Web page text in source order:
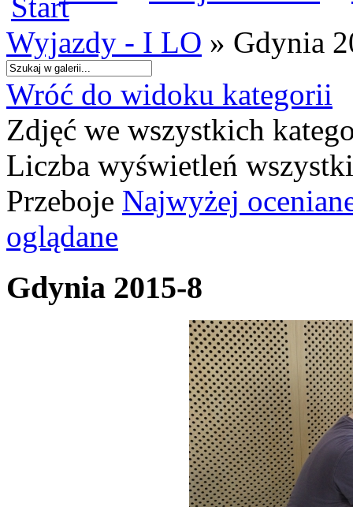
Wyjazdy - I LO » Gdynia
Wróć do widoku kategorii
Zdjęć we wszystkich
Liczba wyświetleń
Przeboje Najwyżej
oglądane
Gdynia 2015-8